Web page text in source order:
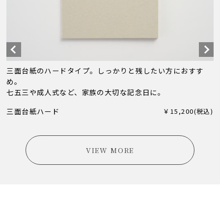
三面台紙のハードタイプ。しっかりと残したい方におすす
め。
七五三や成人式など、家族の大切な記念日に。
三面台紙ハード ￥15,200(税込)
VIEW MORE